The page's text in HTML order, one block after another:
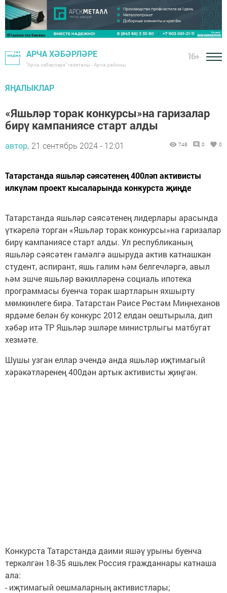
АРЧА ХӘБӘРЛӘРЕ
"Арча хәбәрләре" газетасы - Арча районы
16+
ЯҢАЛЫКЛАР
«Яшьләр торак конкурсы»на гаризалар
бирү кампаниясе старт алды
автор, 21 сентябрь 2024 - 12:01 748 0 0
Татарстанда яшьләр сәясәтенең 400ләп активисты
илкүләм проект кысаларында конкурста җиңде
Татарстанда яшьләр сәясәтенең лидерлары арасында
үткәрелә торган «Яшьләр торак конкурсы»на гаризалар
бирү кампаниясе старт алды. Ул республиканың
яшьләр сәясәтен гамәлгә ашыруда актив катнашкан
студент, аспирант, яшь галим һәм белгечләргә, авыл
һәм эшче яшьләр вәкилләренә социаль ипотека
программасы буенча торак шартларын яхшырту
мөмкинлеге бирә. Татарстан Рәисе Рөстәм Миңнеханов
ярдәме белән бу конкурс 2012 елдан оештырыла, дип
хәбәр итә ТР Яшьләр эшләре министрлыгы матбугат
хезмәте.
Шушы узган еллар эчендә анда яшьләр иҗтимагый
хәрәкәтләренең 400дән артык активисты җиңгән.
Конкурста Татарстанда даими яшәү урыны буенча
теркәлгән 18-35 яшьлек Россия гражданнары катнаша
ала:
- иҗтимагый оешмаларның активистлары;